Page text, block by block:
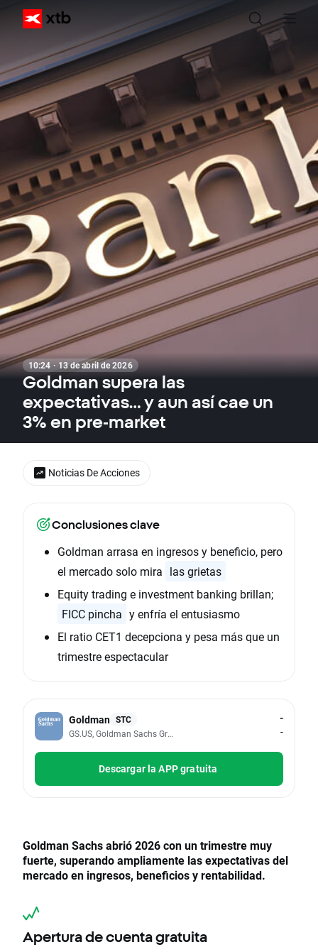
10:24 · 13 de abril de 2026
Goldman supera las
expectativas… y aun así cae un
3% en pre‑market
Conclusiones clave
Goldman arrasa en ingresos y beneficio, pero
el mercado solo mira las grietas
Equity trading e investment banking brillan;
FICC pincha y enfría el entusiasmo
El ratio CET1 decepciona y pesa más que un
trimestre espectacular
Goldman STC
GS.US, Goldman Sachs Group Inc
-
-
Descargar la APP gratuita
Goldman Sachs abrió 2026 con un trimestre muy
fuerte, superando ampliamente las expectativas del
mercado en ingresos, beneficios y rentabilidad.
Apertura de cuenta gratuita
Noticias De Acciones